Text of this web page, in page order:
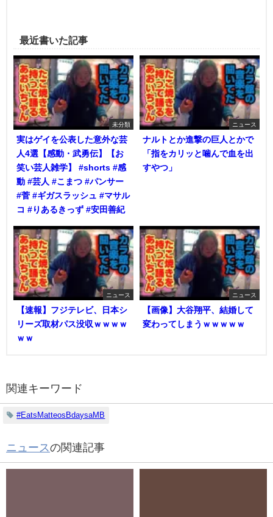
最近書いた記事
未分類
実はゲイを公表した意外な芸
人4選【感動・武勇伝】【お
笑い芸人雑学】 #shorts #感
動 #芸人 #こまつ #パンサー
#菅 #ギガスラッシュ #マサル
コ #りあるきっず #安田善紀
ニュース
ナルトとか進撃の巨人とかで
「指をカリッと噛んで血を出
すやつ」
ニュース
【速報】フジテレビ、日本シ
リーズ取材パス没収ｗｗｗｗ
ｗｗ
ニュース
【画像】大谷翔平、結婚して
変わってしまうｗｗｗｗｗ
関連キーワード
#EatsMatteosBdaysaMB
ニュースの関連記事